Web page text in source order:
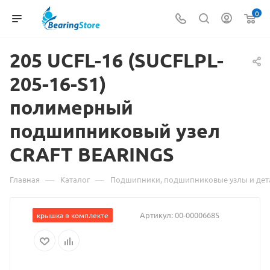
0
205 Материал
о
товаре
205
UCFL-
16
(SUCFLPL-
205-
16-
UCFL-16 (SUCFLPL-
205-16-S1)
полимерный
подшипниковый узел
CRAFT BEARINGS
Главная — Каталог — Подшипники, подшипниковые узлы и
крышка в комплекте Артикул:00-00006685